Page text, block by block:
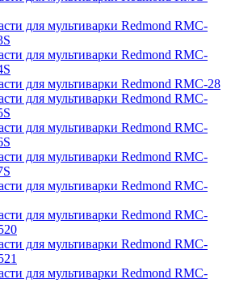
для мультиварки Redmond RMC-
для мультиварки Redmond RMC-
для мультиварки Redmond RMC-28
для мультиварки Redmond RMC-
для мультиварки Redmond RMC-
для мультиварки Redmond RMC-
для мультиварки Redmond RMC-
для мультиварки Redmond RMC-
для мультиварки Redmond RMC-
для мультиварки Redmond RMC-